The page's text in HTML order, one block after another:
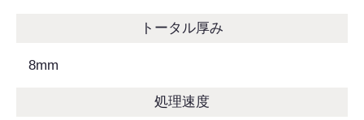
トータル厚み
8mm
処理速度